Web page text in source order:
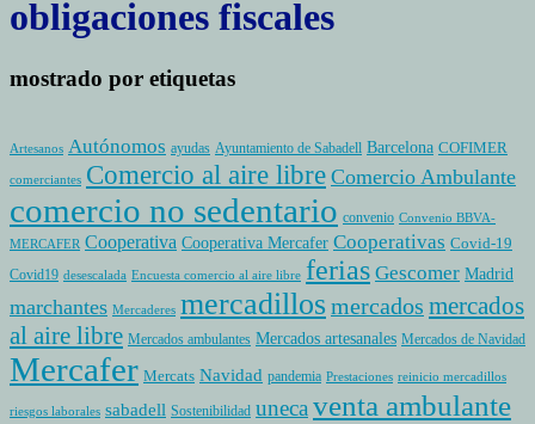
obligaciones fiscales
mostrado por etiquetas
Artesanos Autónomos ayudas Ayuntamiento de Sabadell Barcelona COFIMER
comerciantes Comercio al aire libre Comercio Ambulante
comercio no sedentario convenio Convenio BBVA-
MERCAFER Cooperativa Cooperativa Mercafer Cooperativas Covid-19
Covid19 desescalada Encuesta comercio al aire libre ferias Gescomer Madrid
marchantes Mercaderes mercadillosmercados mercados
al aire libre Mercados ambulantes Mercados artesanales Mercados de Navidad
Mercafer Mercats Navidad pandemia Prestaciones reinicio mercadillos
riesgos laborales sabadell Sostenibilidad unecaventa ambulante